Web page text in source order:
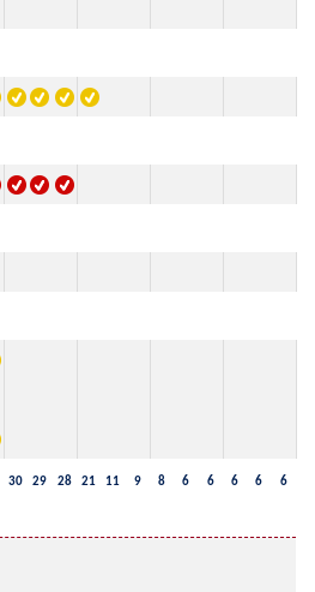
30 29 28 21 11 9 8 6 6 6 6 6